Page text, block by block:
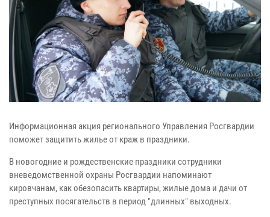
Информационная акция регионального Управления Росгвардии
поможет защитить жилье от краж в праздники.
В новогодние и рождественские праздники сотрудники
вневедомственной охраны Росгвардии напоминают
кировчанам, как обезопасить квартиры, жилые дома и дачи от
преступных посягательств в период "длинных" выходных.